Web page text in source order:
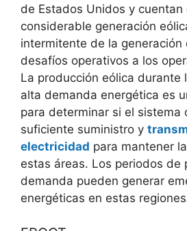
de Estados Unidos y cuentan
considerable generación
intermitente de la generación
desafíos operativos a los
La producción eólica durante
alta demanda energética es
para determinar si el sistema
suficiente suministro y
electricidad para mantener
estas áreas. Los periodos de
demanda pueden generar
energéticas en estas